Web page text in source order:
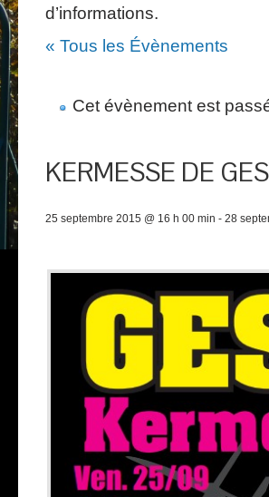
d’informations.
« Tous les Évènements
Cet évènement est
KERMESSE DE
25 septembre 2015 @ 16 h 00 min - 28